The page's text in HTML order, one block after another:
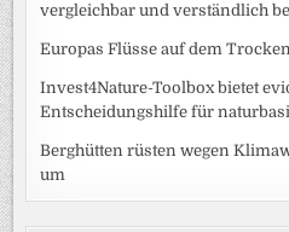
vergleichbar und verständlich
Europas Flüsse auf dem
Invest4Nature-Toolbox bietet
Entscheidungshilfe für
Berghütten rüsten wegen
um